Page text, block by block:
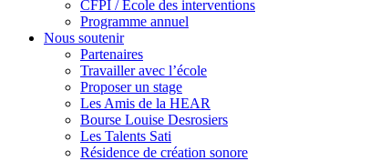
CFPI / École des interventions
Programme annuel
Nous soutenir
Partenaires
Travailler avec l’école
Proposer un stage
Les Amis de la HEAR
Bourse Louise Desrosiers
Les Talents Sati
Résidence de création sonore